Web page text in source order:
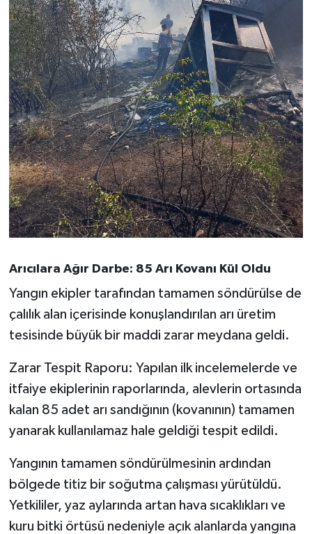
Arıcılara Ağır Darbe: 85 Arı Kovanı Kül Oldu
Yangın ekipler tarafından tamamen söndürülse de
çalılık alan içerisinde konuşlandırılan arı üretim
tesisinde büyük bir maddi zarar meydana geldi.
Zarar Tespit Raporu: Yapılan ilk incelemelerde ve
itfaiye ekiplerinin raporlarında, alevlerin ortasında
kalan 85 adet arı sandığının (kovanının) tamamen
yanarak kullanılamaz hale geldiği tespit edildi.
Yangının tamamen söndürülmesinin ardından
bölgede titiz bir soğutma çalışması yürütüldü.
Yetkililer, yaz aylarında artan hava sıcaklıkları ve
kuru bitki örtüsü nedeniyle açık alanlarda yangına
Susurluk
TARİHTE BUGÜN
TEKNOLOJİ
Trend
TÜRKİYE
VİZYONDAKİLER
YAŞAM